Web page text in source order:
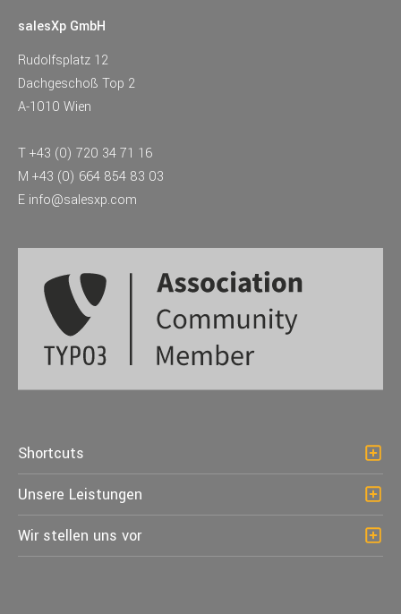
salesXp GmbH
Rudolfsplatz 12
Dachgeschoß Top 2
A-1010 Wien
T+43 (0) 720 34 71 16
M +43 (0) 664 854 83 03
E info@salesxp.com
Wir stellen uns vor
Unsere Leistungen
Shortcuts